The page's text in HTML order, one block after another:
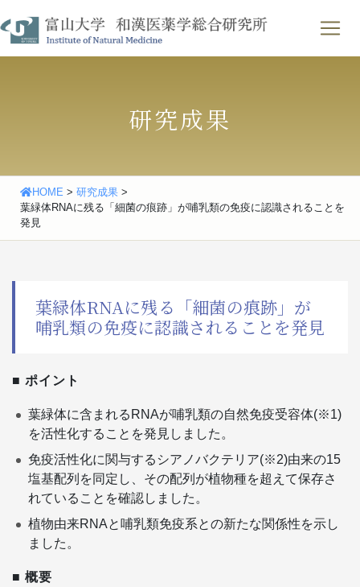
to
content
せ ｜ English
研究成果
HOME > 研究成果 >
葉緑体RNAに残る「細菌の痕跡」が哺乳類の免疫に認識されることを
発見
葉緑体RNAに残る「細菌の痕跡」が
哺乳類の免疫に認識されることを発見
■ ポイント
葉緑体に含まれるRNAが哺乳類の自然免疫受容体(※1)
を活性化することを発見しました。
免疫活性化に関与するシアノバクテリア(※2)由来の15
塩基配列を同定し、その配列が植物種を超えて保存さ
れていることを確認しました。
植物由来RNAと哺乳類免疫系との新たな関係性を示し
ました。
■ 概要